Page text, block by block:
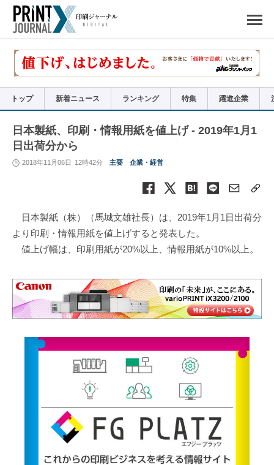
で
リ
トップ 新着ニュース ランキング 特集 躍進企業
日本製紙、印刷・情報用紙を値上げ - 2019年1月1
日出荷分から
2018年11月06日 12時42分 主要 企業・経営
日本製紙（株）（馬城文雄社長）は、2019年1月1日出荷分
より印刷・情報用紙を値上げすると発表した。
値上げ幅は、印刷用紙が20%以上、情報用紙が10%以上。